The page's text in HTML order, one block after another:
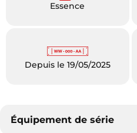
Essence
Depuis le 19/05/2025
Équipement de série